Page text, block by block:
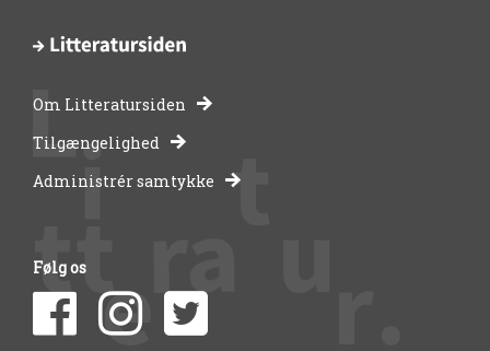
-
bibliotekernes
side
om
Om Litteratursiden
Tilgængelighed
Administrér samtykke
Følg os